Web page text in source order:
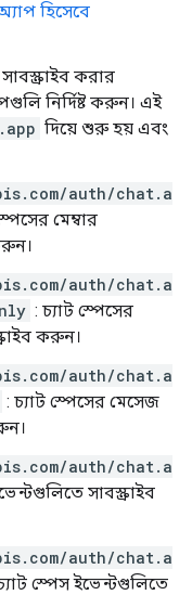
হিসেবে
করার
নির্দিষ্ট করুন। এই
দিয়ে শুরু হয় এবং
auth/chat.a
মেম্বার
auth/chat.a
: চ্যাট স্পেসের
করুন।
auth/chat.a
: চ্যাট স্পেসের মেসেজ
auth/chat.a
সাবস্ক্রাইব
auth/chat.a
স্পেস ইভেন্টগুলিতে